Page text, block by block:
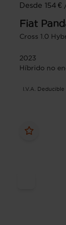
Desde 154 €
Fiat
Cross 1.0
2023
Híbrido no
I.V.A. Deducible